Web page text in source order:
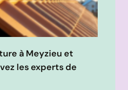
à Meyzieu et
les experts de